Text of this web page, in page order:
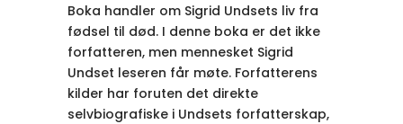
Boka handler om Sigrid Undsets liv fra
fødsel til død. I denne boka er det ikke
forfatteren, men mennesket Sigrid
Undset leseren får møte. Forfatterens
kilder har foruten det direkte
selvbiografiske i Undsets forfatterskap,